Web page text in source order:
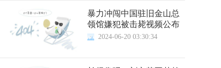
暴力冲闯中国驻旧金山总
领馆嫌犯被击毙视频公布
2024-06-20 03:30:34